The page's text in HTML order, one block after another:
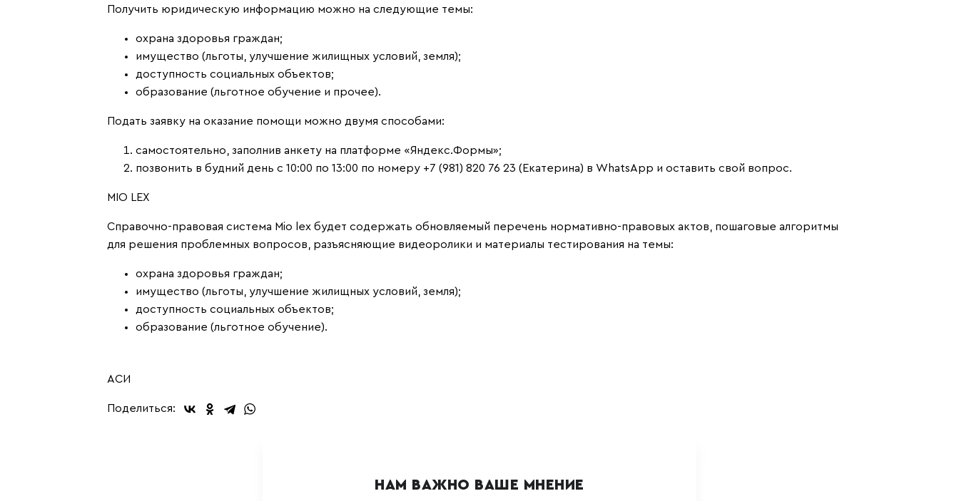
Получить юридическую информацию можно на следующие темы:
охрана здоровья граждан;
имущество (льготы, улучшение жилищных условий, земля);
доступность социальных объектов;
образование (льготное обучение и прочее).
Подать заявку на оказание помощи можно двумя способами:
самостоятельно, заполнив анкету на платформе «Яндекс.Формы»;
позвонить в будний день с 10:00 по 13:00 по номеру +7 (981) 820 76 23 (Екатерина) в WhatsApp и оставить свой вопрос.
MIO LEX
Справочно-правовая система Mio lex будет содержать обновляемый перечень нормативно-правовых актов, пошаговые алгоритмы
для решения проблемных вопросов, разъясняющие видеоролики и материалы тестирования на темы:
охрана здоровья граждан;
имущество (льготы, улучшение жилищных условий, земля);
доступность социальных объектов;
образование (льготное обучение).
АСИ
Поделиться:
НАМ ВАЖНО ВАШЕ МНЕНИЕ